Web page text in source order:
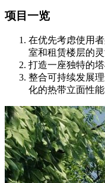
项目一览
在优先考虑使用
室和租赁楼层的灵
打造一座独特的
整合可持续发展
化的热带立面性